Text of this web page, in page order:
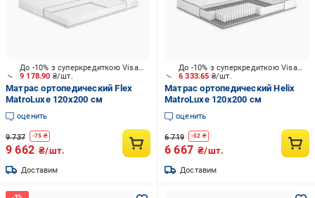
9 178.90 ₴/шт.
До -10% з суперкредиткою Visa Вигода
Матрас ортопедический Flex
MatroLuxe 120x200 см
оценить
9 737 -75 ₴
9 662 ₴/шт.
Доставим
6 333.65 ₴/шт.
До -10% з суперкредиткою Visa Вигода
Матрас ортопедический Helix
MatroLuxe 120x200 см
оценить
6 719 -52 ₴
6 667 ₴/шт.
Доставим